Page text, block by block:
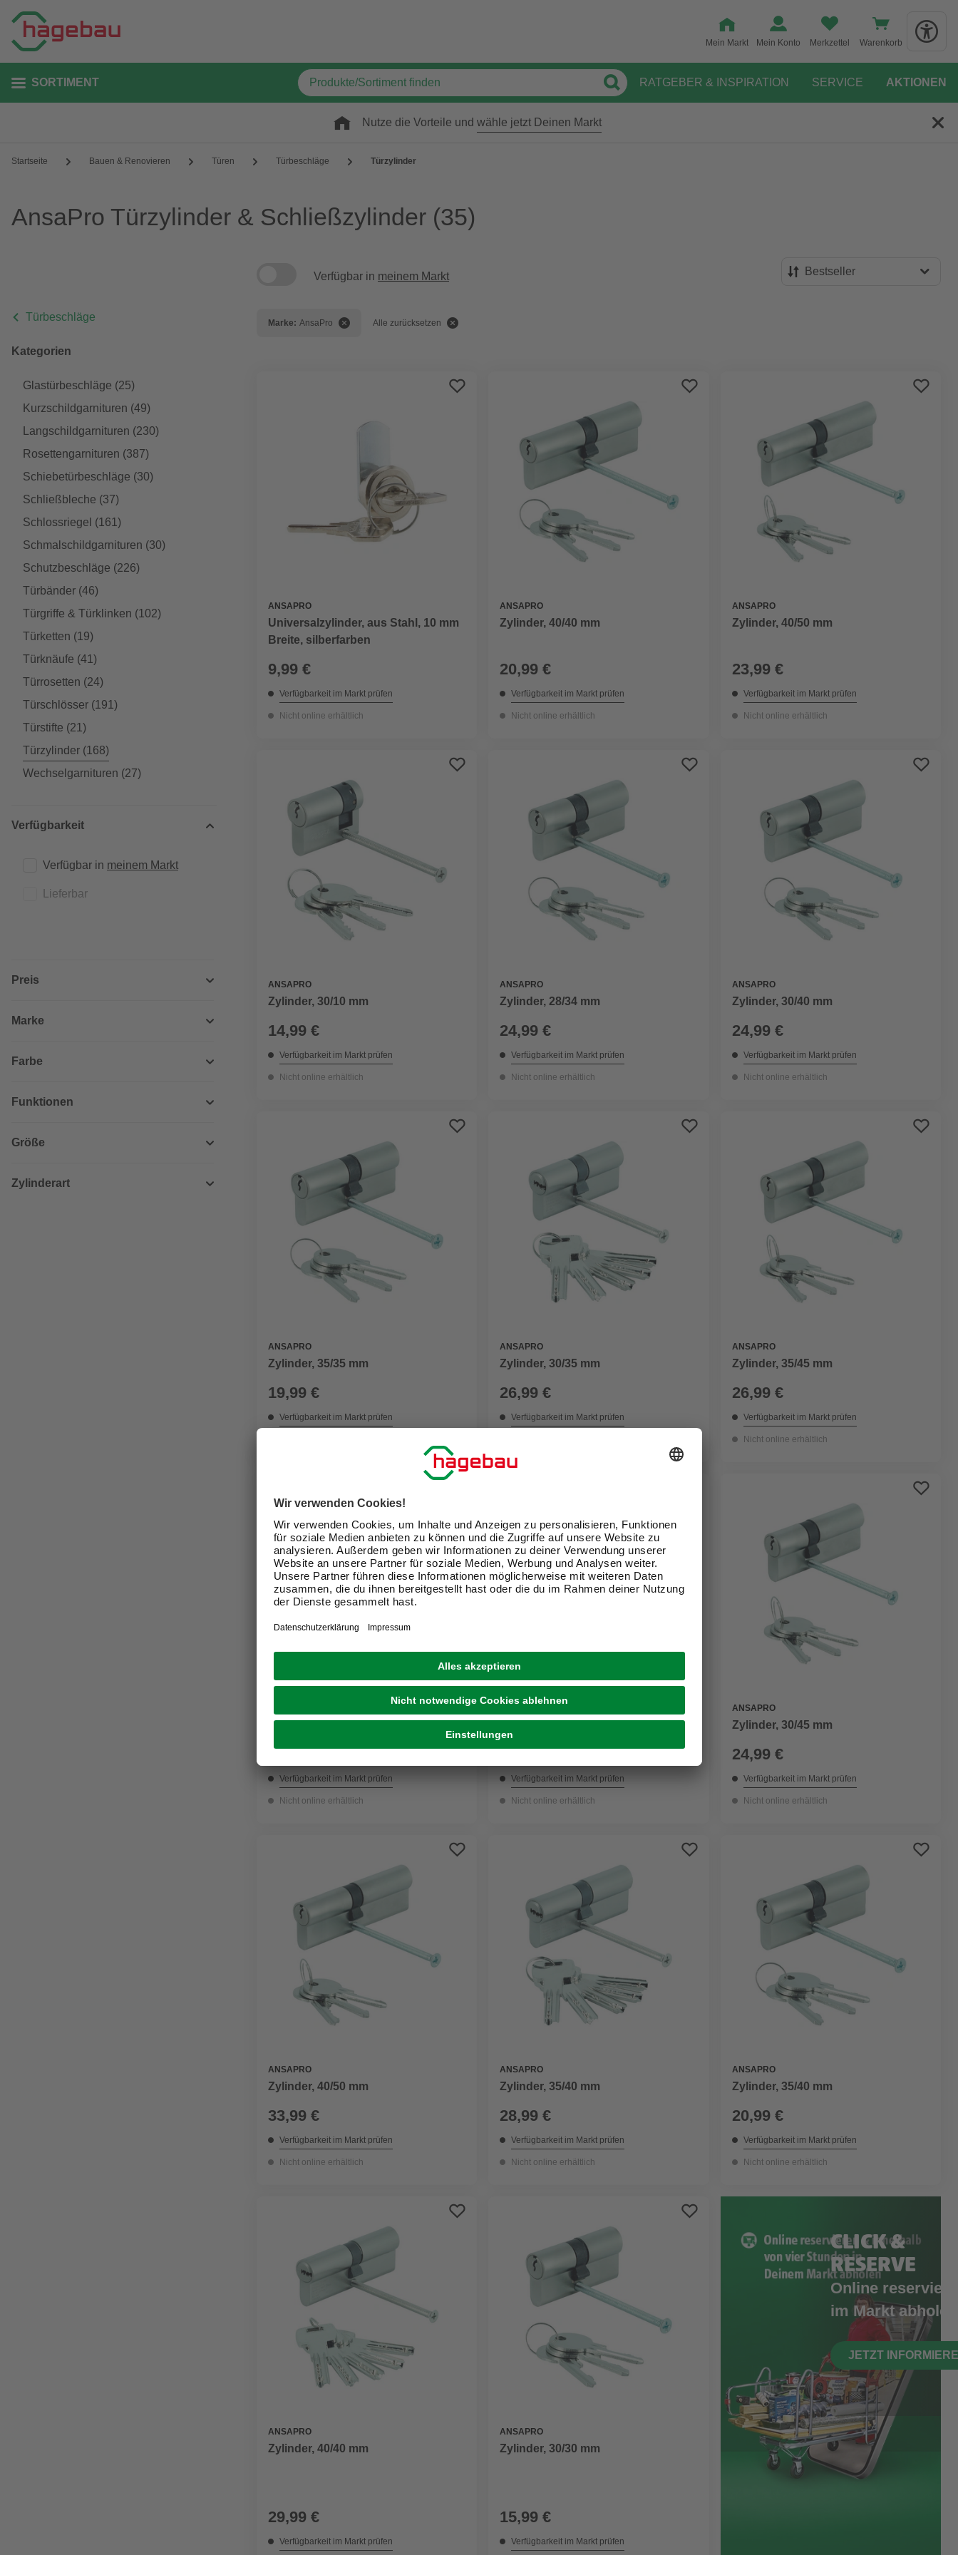
Mein Markt Mein Konto Merkzettel Warenkorb
SORTIMENT RATGEBER & INSPIRATION SERVICE AKTIONEN
Nutze die Vorteile und wähle jetzt Deinen Markt
Startseite Bauen & Renovieren Türen Türbeschläge Türzylinder
AnsaPro Türzylinder & Schließzylinder (35)
Türbeschläge
Kategorien
Glastürbeschläge (25)
Kurzschildgarnituren (49)
Langschildgarnituren (230)
Rosettengarnituren (387)
Schiebetürbeschläge (30)
Schließbleche (37)
Schlossriegel (161)
Schmalschildgarnituren (30)
Schutzbeschläge (226)
Türbänder (46)
Türgriffe & Türklinken (102)
Türketten (19)
Türknäufe (41)
Türrosetten (24)
Türschlösser (191)
Türstifte (21)
Türzylinder (168)
Wechselgarnituren (27)
Verfügbarkeit
Verfügbar in meinem Markt
Lieferbar
Preis
Marke
Farbe
Funktionen
Größe
Zylinderart
Verfügbar in meinem Markt Bestseller
Marke: AnsaPro Alle zurücksetzen
ANSAPRO
Universalzylinder, aus Stahl, 10 mm
Breite, silberfarben
9,99 €
Verfügbarkeit im Markt prüfen
Nicht online erhältlich
ANSAPRO
Zylinder, 40/40 mm
20,99 €
Verfügbarkeit im Markt prüfen
Nicht online erhältlich
ANSAPRO
Zylinder, 40/50 mm
23,99 €
Verfügbarkeit im Markt prüfen
Nicht online erhältlich
ANSAPRO
Zylinder, 30/10 mm
14,99 €
Verfügbarkeit im Markt prüfen
Nicht online erhältlich
ANSAPRO
Zylinder, 28/34 mm
24,99 €
Verfügbarkeit im Markt prüfen
Nicht online erhältlich
ANSAPRO
Zylinder, 30/40 mm
24,99 €
Verfügbarkeit im Markt prüfen
Nicht online erhältlich
ANSAPRO
Zylinder, 35/35 mm
19,99 €
Verfügbarkeit im Markt prüfen
ANSAPRO
Zylinder, 30/35 mm
26,99 €
Verfügbarkeit im Markt prüfen
ANSAPRO
Zylinder, 35/45 mm
26,99 €
Verfügbarkeit im Markt prüfen
Nicht online erhältlich
Zylinder, 30/35 mm
24,99 €
Verfügbarkeit im Markt prüfen
Nicht online erhältlich
23,99 €
Verfügbarkeit im Markt prüfen
Nicht online erhältlich
ANSAPRO
Zylinder, 30/45 mm
24,99 €
Verfügbarkeit im Markt prüfen
Nicht online erhältlich
ANSAPRO
Zylinder, 40/50 mm
33,99 €
Verfügbarkeit im Markt prüfen
Nicht online erhältlich
ANSAPRO
Zylinder, 35/40 mm
28,99 €
Verfügbarkeit im Markt prüfen
Nicht online erhältlich
ANSAPRO
Zylinder, 35/40 mm
20,99 €
Verfügbarkeit im Markt prüfen
Nicht online erhältlich
ANSAPRO
Zylinder, 40/40 mm
29,99 €
Verfügbarkeit im Markt prüfen
ANSAPRO
Zylinder, 30/30 mm
15,99 €
Verfügbarkeit im Markt prüfen
CLICK &
RESERVE
Online
im Markt abholen
JETZT